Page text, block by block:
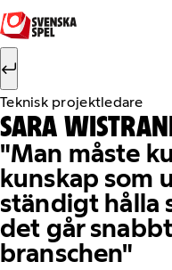
Hoppa till innehåll
Sök efter:
Teknisk projektledare
SARA
Man måste
kunskap som
ständigt hålla
det går
branschen